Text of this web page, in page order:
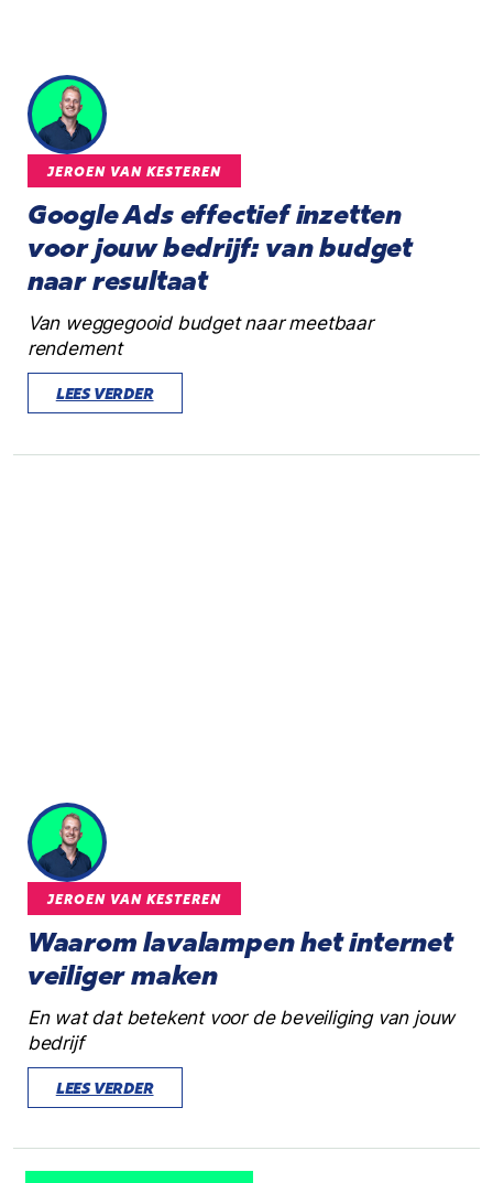
JEROEN VAN KESTEREN
Google Ads effectief inzetten
voor jouw bedrijf: van budget
naar resultaat
Van weggegooid budget naar meetbaar
rendement
LEES VERDER
JEROEN VAN KESTEREN
Waarom lavalampen het internet
veiliger maken
En wat dat betekent voor de beveiliging van jouw
bedrijf
LEES VERDER